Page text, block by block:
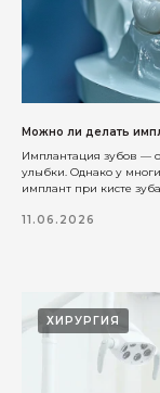
Можно ли делать
Имплантация зубов —
улыбки. Однако у
имплант при кисте
11.06.2026
ХИРУРГИЯ